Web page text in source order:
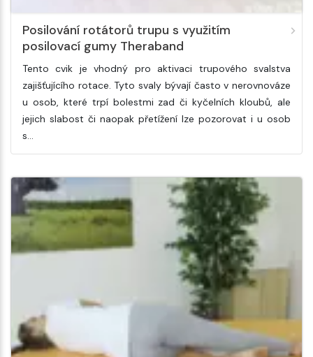
Posilování rotátorů trupu s využitím
posilovací gumy Theraband
Tento cvik je vhodný pro aktivaci trupového svalstva
zajišťujícího rotace. Tyto svaly bývají často v nerovnováze
u osob, které trpí bolestmi zad či kyčelních kloubů, ale
jejich slabost či naopak přetížení lze pozorovat i u osob
s…